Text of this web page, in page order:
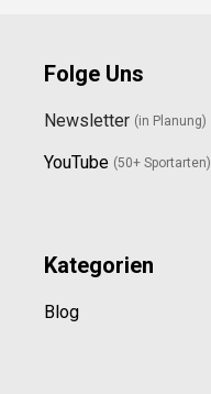
Folge Uns
Newsletter (in Planung)
YouTube (50+ Sportarten)
Kategorien
Blog